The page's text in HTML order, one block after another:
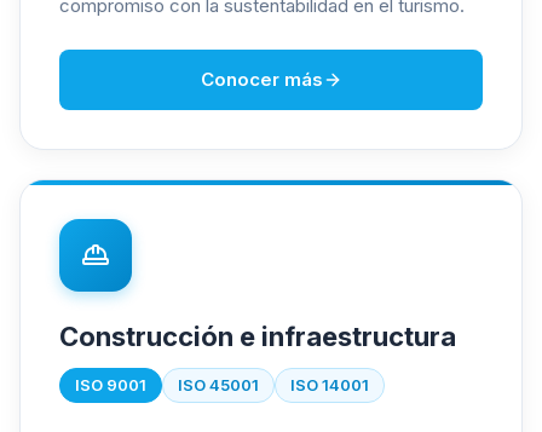
compromiso con la sustentabilidad en el turismo.
Conocer más
Construcción e infraestructura
ISO 9001 ISO 45001 ISO 14001